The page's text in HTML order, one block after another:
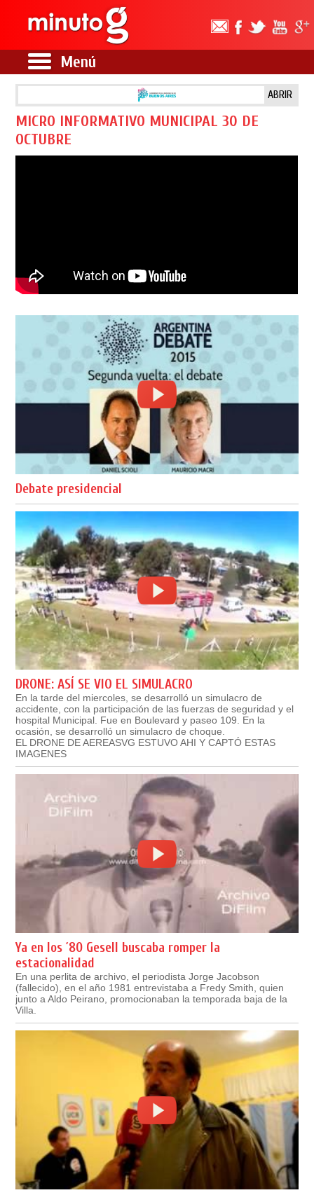
Menú
ABRIR
MICRO INFORMATIVO MUNICIPAL 30 DE
OCTUBRE
Debate presidencial
DRONE: ASÍ SE VIO EL SIMULACRO
En la tarde del miercoles, se desarrolló un simulacro de
accidente, con la participación de las fuerzas de seguridad y el
hospital Municipal. Fue en Boulevard y paseo 109. En la
ocasión, se desarrolló un simulacro de choque.
EL DRONE DE AEREASVG ESTUVO AHI Y CAPTÓ ESTAS
IMAGENES
Ya en los ´80 Gesell buscaba romper la
estacionalidad
En una perlita de archivo, el periodista Jorge Jacobson
(fallecido), en el año 1981 entrevistaba a Fredy Smith, quien
junto a Aldo Peirano, promocionaban la temporada baja de la
Villa.